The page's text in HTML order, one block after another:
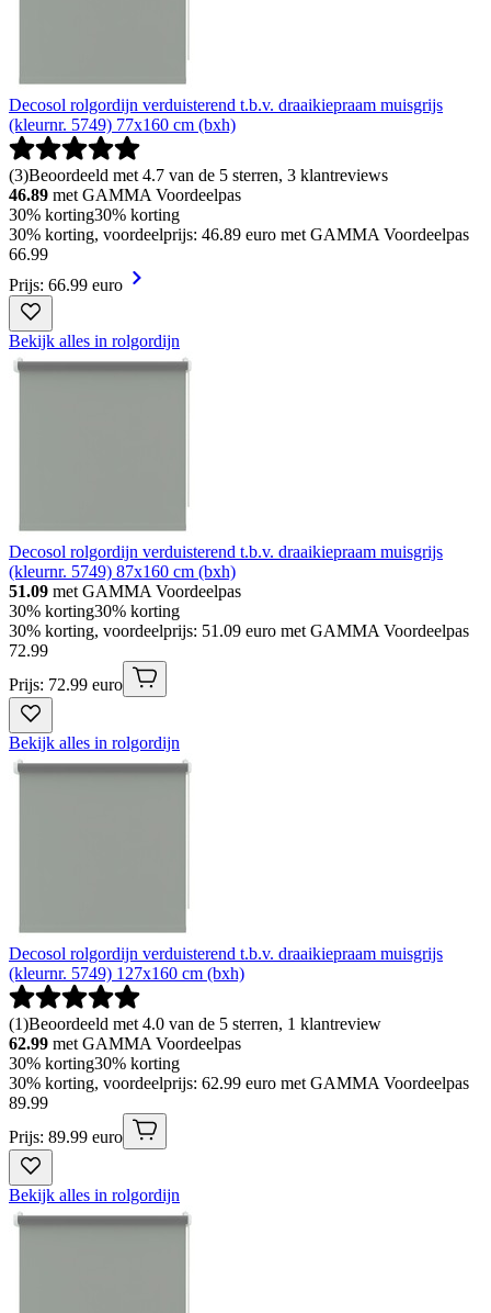
Decosol rolgordijn verduisterend t.b.v. draaikiepraam muisgrijs
(kleurnr. 5749) 77x160 cm (bxh)
(3)Beoordeeld met 4.7 van de 5 sterren, 3 klantreviews
46.89 met GAMMA Voordeelpas
30% korting30% korting
30% korting, voordeelprijs: 46.89 euro met GAMMA Voordeelpas
66.99
Prijs: 66.99 euro
Bekijk alles in rolgordijn
Decosol rolgordijn verduisterend t.b.v. draaikiepraam muisgrijs
(kleurnr. 5749) 87x160 cm (bxh)
51.09 met GAMMA Voordeelpas
30% korting30% korting
30% korting, voordeelprijs: 51.09 euro met GAMMA Voordeelpas
72.99
Prijs: 72.99 euro
Bekijk alles in rolgordijn
Decosol rolgordijn verduisterend t.b.v. draaikiepraam muisgrijs
(kleurnr. 5749) 127x160 cm (bxh)
(1)Beoordeeld met 4.0 van de 5 sterren, 1 klantreview
62.99 met GAMMA Voordeelpas
30% korting30% korting
30% korting, voordeelprijs: 62.99 euro met GAMMA Voordeelpas
89.99
Prijs: 89.99 euro
Bekijk alles in rolgordijn